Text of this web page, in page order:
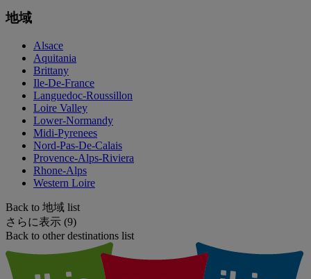
地域
Alsace
Aquitania
Brittany
Ile-De-France
Languedoc-Roussillon
Loire Valley
Lower-Normandy
Midi-Pyrenees
Nord-Pas-De-Calais
Provence-Alps-Riviera
Rhone-Alps
Western Loire
Back to 地域 list
さらに表示 (9)
Back to other destinations list